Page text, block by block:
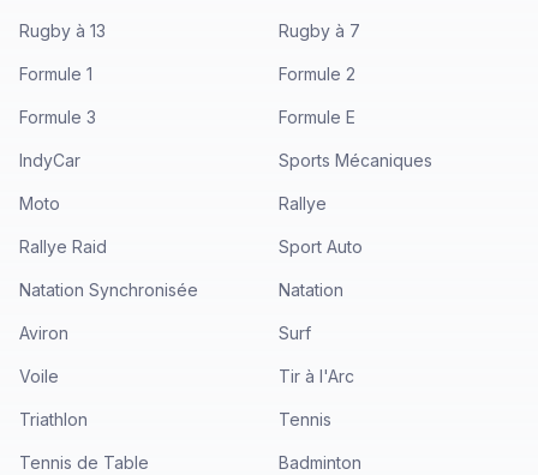
Rugby à 13 Rugby à 7
Formule 1 Formule 2
Formule 3 Formule E
IndyCar Sports Mécaniques
Moto Rallye
Rallye Raid Sport Auto
Natation Synchronisée Natation
Aviron Surf
Voile Tir à l'Arc
Triathlon Tennis
Tennis de Table Badminton